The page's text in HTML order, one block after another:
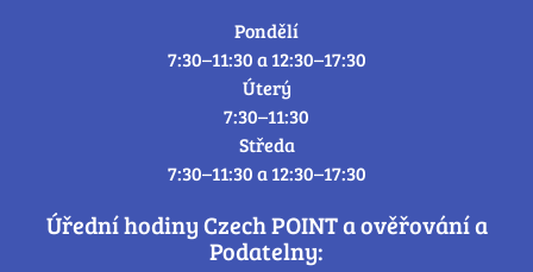
Pondělí
7:30–11:30 a 12:30–17:30
Úterý
7:30–11:30
Středa
7:30–11:30 a 12:30–17:30
Úřední hodiny Czech POINT a ověřování a
Podatelny: